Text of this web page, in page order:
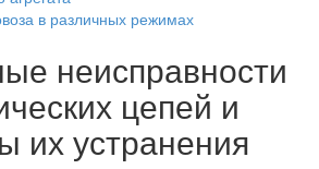
в различных режимах
неисправности
цепей и
их устранения